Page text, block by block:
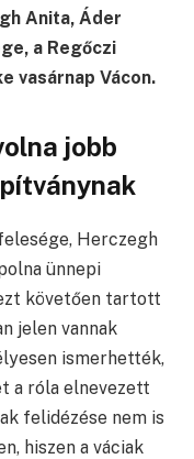
Anita, Áder
a Regőczi
vasárnap Vácon.
jobb
Herczegh
ünnepi
követően tartott
jelen vannak
ismerhették,
a róla elnevezett
felidézése nem is
hiszen a váciak